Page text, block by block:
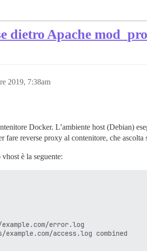
dietro Apache
2019, 7:38am
Docker. L’ambiente host (Debian)
reverse proxy al contenitore, che ascolta
è la seguente:
error.log
example.com/access.log combined